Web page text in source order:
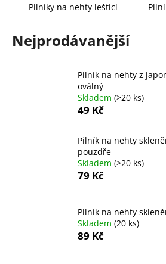
Pilníky na nehty leštící
Nejprodávanější
Pilník na nehty z
oválný
Skladem (>20 ks)
49 Kč
Pilník na nehty
pouzdře
Skladem (>20 ks)
79 Kč
Pilník na nehty
Skladem (20 ks)
89 Kč
í